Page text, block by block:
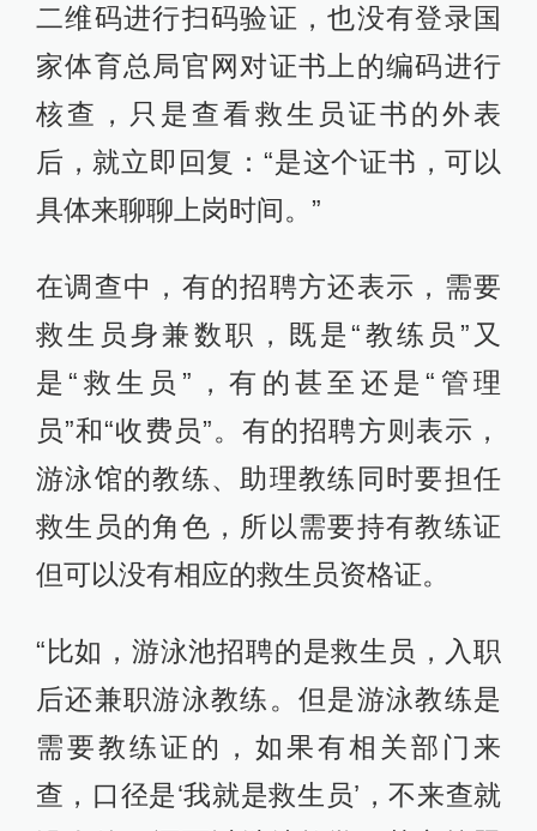
二维码进行扫码验证，也没有登录国
家体育总局官网对证书上的编码进行
核查，只是查看救生员证书的外表
后，就立即回复：“是这个证书，可以
具体来聊聊上岗时间。”
在调查中，有的招聘方还表示，需要
救生员身兼数职，既是“教练员”又
是“救生员”，有的甚至还是“管理
员”和“收费员”。有的招聘方则表示，
游泳馆的教练、助理教练同时要担任
救生员的角色，所以需要持有教练证
但可以没有相应的救生员资格证。
“比如，游泳池招聘的是救生员，入职
后还兼职游泳教练。但是游泳教练是
需要教练证的，如果有相关部门来
查，口径是‘我就是救生员’，不来查就